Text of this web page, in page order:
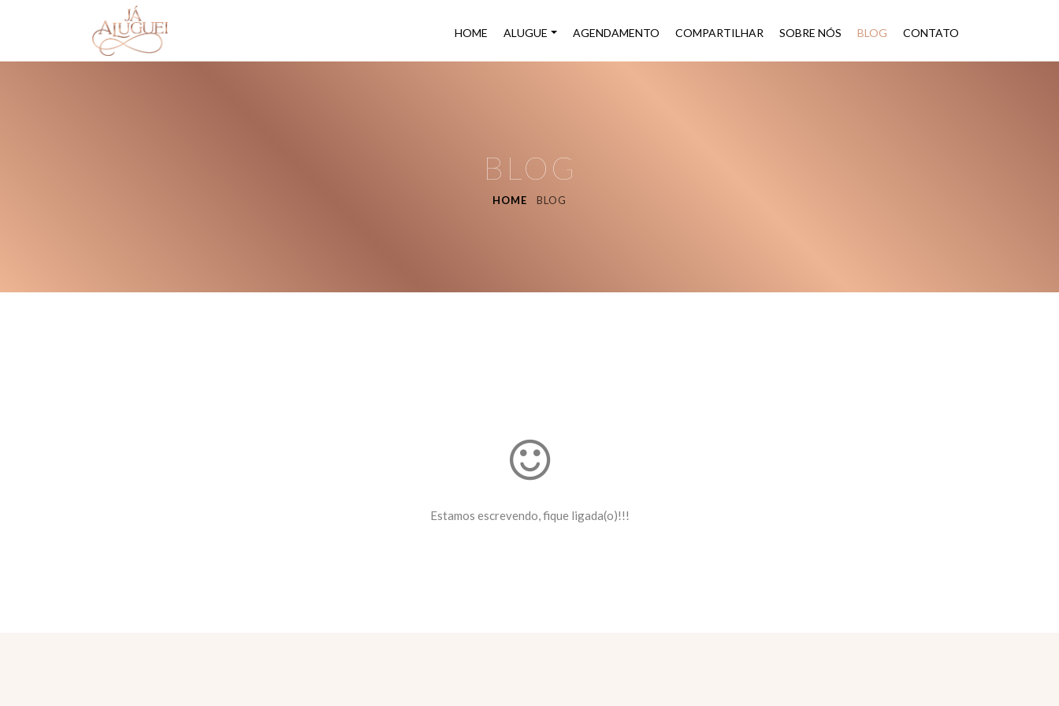
HOME ALUGUE AGENDAMENTO COMPARTILHAR SOBRE NÓS BLOG CONTATO
BLOG
HOME BLOG
Estamos escrevendo, fique ligada(o)!!!